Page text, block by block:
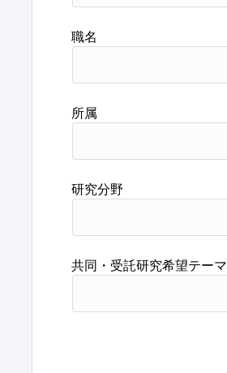
職名
所属
研究分野
共同・受託研究希望テーマ